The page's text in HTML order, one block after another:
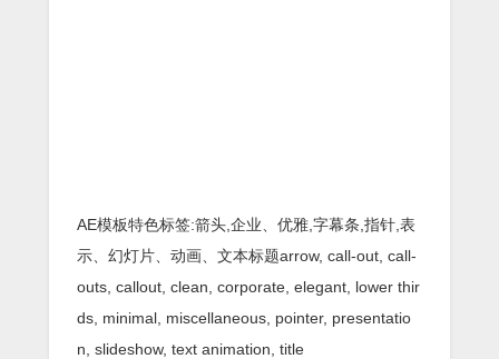
AE模板特色标签:箭头,企业、优雅,字幕条,指针,表
示、幻灯片、动画、文本标题arrow, call-out, call-
outs, callout, clean, corporate, elegant, lower thir
ds, minimal, miscellaneous, pointer, presentatio
n, slideshow, text animation, title